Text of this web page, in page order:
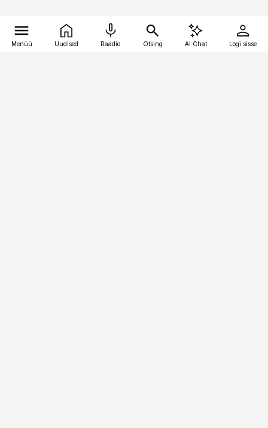
Menüü Uudised Raadio Otsing AI Chat Logi sisse